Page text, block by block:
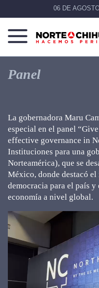
06 DE
Norte
De
Chihuahua
Más
que
noticias,
Panel
La gobernadora Maru
especial en el panel
effective governance in
Instituciones para una
Norteamérica), que se
México, donde destacó
democracia para el país
economía a nivel global.